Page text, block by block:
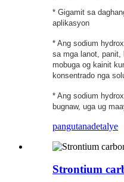
* Gigamit sa
aplikasyon
* Ang sodium
sa mga lanot, panit,
mobuga og kainit
konsentrado nga
* Ang sodium
bugnaw, uga ug
pangutanadetalye
Strontium